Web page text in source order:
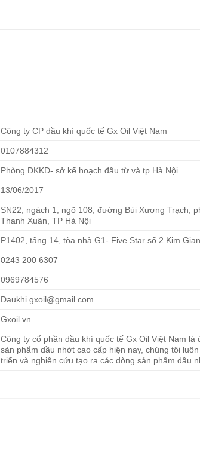
Công ty CP dầu khí quốc tế Gx Oil Việt Nam
0107884312
Phòng ĐKKD- sở kế hoạch đầu từ và tp Hà Nội
13/06/2017
SN22, ngách 1, ngõ 108, đường Bùi Xương Trạch,
Thanh Xuân, TP Hà Nội
P1402, tấng 14, tòa nhà G1- Five Star số 2 Kim
0243 200 6307
0969784576
Daukhi.gxoil@gmail.com
Gxoil.vn
Công ty cổ phần dầu khí quốc tế Gx Oil Việt Nam là
sản phẩm dầu nhớt cao cấp hiện nay, chúng tôi
triển và nghiên cứu tạo ra các dòng sản phẩm dầu